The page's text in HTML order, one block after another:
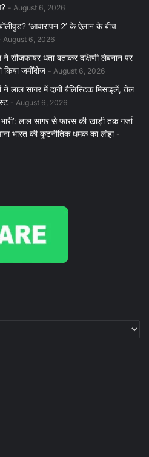
August 6, 2026
‘आवारापन 2’ के ऐलान के बीच
August 6, 2026
ने सीजफायर धता बताकर दक्षिणी लेबनान पर
किया जमींदोज
August 6, 2026
ने लाल सागर में दागी बैलिस्टिक मिसाइलें, तेल
August 6, 2026
लाल सागर से फारस की खाड़ी तक गर्जा
भारत की कूटनीतिक धमक का लोहा